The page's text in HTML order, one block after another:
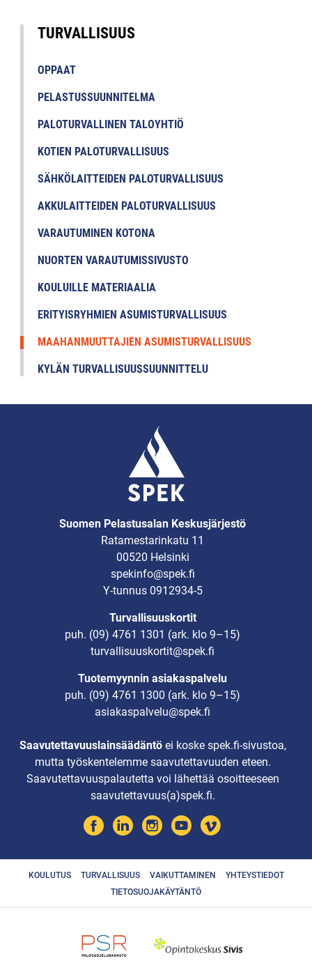
TURVALLISUUS
OPPAAT
PELASTUSSUUNNITELMA
PALOTURVALLINEN TALOYHTIÖ
KOTIEN PALOTURVALLISUUS
SÄHKÖLAITTEIDEN PALOTURVALLISUUS
AKKULAITTEIDEN PALOTURVALLISUUS
VARAUTUMINEN KOTONA
NUORTEN VARAUTUMISSIVUSTO
KOULUILLE MATERIAALIA
ERITYISRYHMIEN ASUMISTURVALLISUUS
MAAHANMUUTTAJIEN ASUMISTURVALLISUUS
KYLÄN TURVALLISUUSSUUNNITTELU
Suomen Pelastusalan Keskusjärjestö
Ratamestarinkatu 11
00520 Helsinki
spekinfo@spek.fi
Y-tunnus 0912934-5
Turvallisuuskortit
puh. (09) 4761 1301 (ark. klo 9–15)
turvallisuuskortit@spek.fi
Tuotemyynnin asiakaspalvelu
puh. (09) 4761 1300 (ark. klo 9–15)
asiakaspalvelu@spek.fi
Saavutettavuuslainsäädäntöei koske spek.fi-sivustoa,
mutta työskentelemme saavutettavuuden eteen.
Saavutettavuuspalautetta voi lähettää osoitteeseen
saavutettavuus(a)spek.fi.
KOULUTUS TURVALLISUUS VAIKUTTAMINEN
YHTEYSTIEDOT
TIETOSUOJAKÄYTÄNTÖ